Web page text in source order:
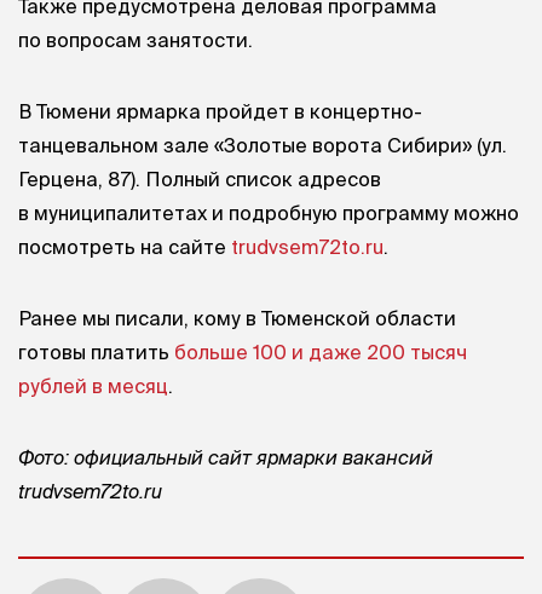
Также предусмотрена деловая программа
по вопросам занятости.
В Тюмени ярмарка пройдет в концертно-
танцевальном зале «Золотые ворота Сибири» (ул.
Герцена, 87). Полный список адресов
в муниципалитетах и подробную программу можно
посмотреть на сайте trudvsem72to.ru.
Ранее мы писали, кому в Тюменской области
готовы платить больше 100 и даже 200 тысяч
рублей в месяц.
Фото: официальный сайт ярмарки вакансий
trudvsem72to.ru